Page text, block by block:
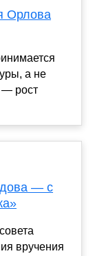
Орлова
а не
— рост
— с
вручения